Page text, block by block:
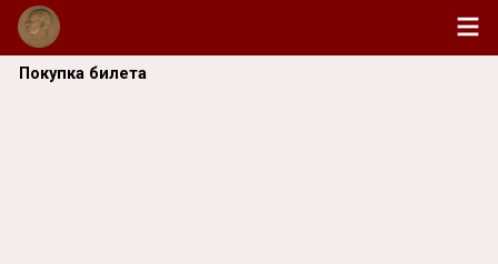
Покупка билета